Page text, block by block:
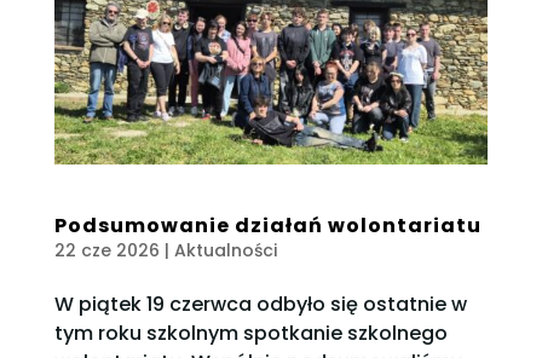
Podsumowanie działań wolontariatu
22 cze 2026 | Aktualności
W piątek 19 czerwca odbyło się ostatnie w
tym roku szkolnym spotkanie szkolnego